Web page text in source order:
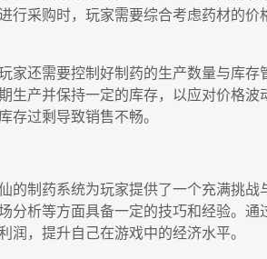
行采购时，玩家需要综合考虑药材的
家还需要控制好制药的生产数量与库
生产并保持一定的库存，以应对价格波
存过剩导致销售不畅。
的制药系统为玩家提供了一个充满挑
分析等方面具备一定的技巧和经验。
润，提升自己在游戏中的经济水平。